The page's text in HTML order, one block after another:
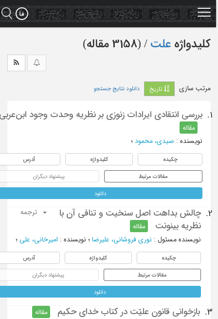
کلیدواژه علت ‏/ (3158 مقاله)
مرتب سازی تاریخ دانلود نتایج جستجو
1. بررسی انتقادی ایرادات زنوزی بر نظریه وحدت وجود ابن‌عربی
مقاله
نویسنده: صیدی، محمود؛
چکیده کلیدواژه آدرس
مقالات مرتبط پیشنهاد دیگران
دانلود
2.
چالش بداهت اصل سنخیت و تنافی آن با
نظریه بینونت
مقاله
ترجمه
نویسنده مسئول : نوری فروشانی، علیرضا؛ نویسنده: امیرخانی، علی ؛
چکیده کلیدواژه آدرس
مقالات مرتبط پیشنهاد دیگران
دانلود
3. بازخوانی قانون علیّت در کتاب خدای حکیم
مقاله